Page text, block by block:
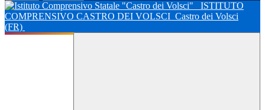
ISTITUTO
COMPRENSIVO CASTRO DEI VOLSCI Castro dei Volsci
(FR)